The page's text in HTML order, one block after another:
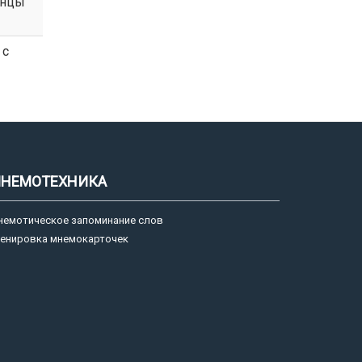
запоминание слов
мнемокарточек